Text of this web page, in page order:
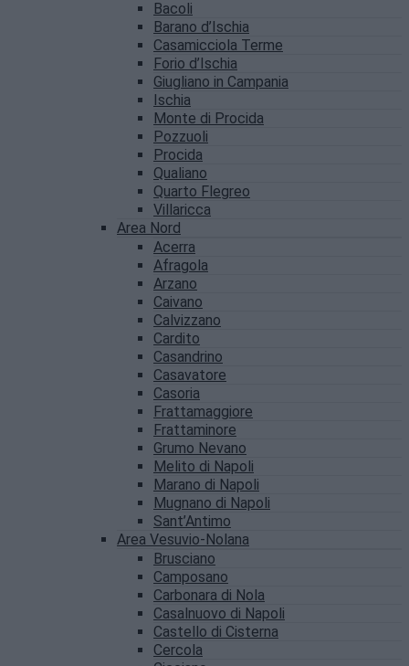
Bacoli
Barano d’Ischia
Casamicciola Terme
Forio d’Ischia
Giugliano in Campania
Ischia
Monte di Procida
Pozzuoli
Procida
Qualiano
Quarto Flegreo
Villaricca
Area Nord
Acerra
Afragola
Arzano
Caivano
Calvizzano
Cardito
Casandrino
Casavatore
Casoria
Frattamaggiore
Frattaminore
Grumo Nevano
Melito di Napoli
Marano di Napoli
Mugnano di Napoli
Sant’Antimo
Area Vesuvio-Nolana
Brusciano
Camposano
Carbonara di Nola
Casalnuovo di Napoli
Castello di Cisterna
Cercola